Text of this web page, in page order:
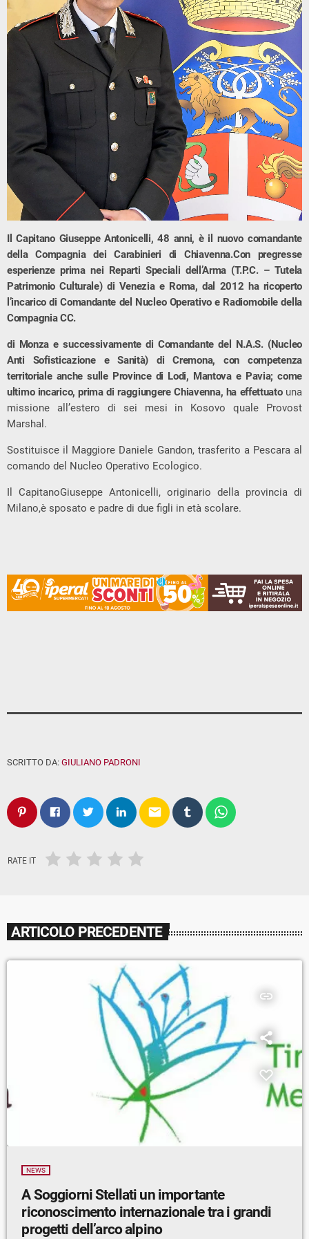
Il Capitano Giuseppe Antonicelli, 48 anni, è il nuovo comandante
della Compagnia dei Carabinieri di Chiavenna.Con pregresse
esperienze prima nei Reparti Speciali dell’Arma (T.P.C. – Tutela
Patrimonio Culturale) di Venezia e Roma, dal 2012 ha ricoperto
l’incarico di Comandante del Nucleo Operativo e Radiomobile della
Compagnia CC.
di Monza e successivamente di Comandante del N.A.S. (Nucleo
Anti Sofisticazione e Sanità) di Cremona, con competenza
territoriale anche sulle Province di Lodi, Mantova e Pavia; come
ultimo incarico, prima di raggiungere Chiavenna, ha effettuato una
missione all’estero di sei mesi in Kosovo quale Provost
Marshal.
Sostituisce il Maggiore Daniele Gandon, trasferito a Pescara al
comando del Nucleo Operativo Ecologico.
Il CapitanoGiuseppe Antonicelli, originario della provincia di
Milano,è sposato e padre di due figli in età scolare.
SCRITTO DA: GIULIANO PADRONI
email
RATE IT
ARTICOLO PRECEDENTE
insert_link
NEWS
A Soggiorni Stellati un importante
riconoscimento internazionale tra i grandi
progetti dell’arco alpino